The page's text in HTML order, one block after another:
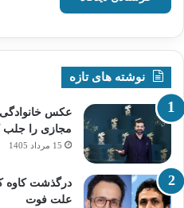
نوشته های تازه
عکس خانوادگی
مجازی را جلب
15 مرداد 1405
درگذشت کاوه
علت فوت